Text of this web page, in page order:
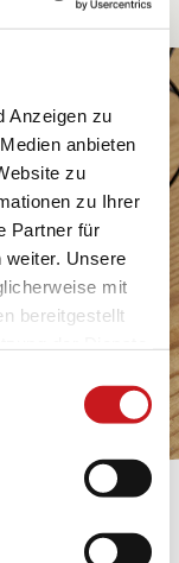
Anzeigen zu
anbieten
zu
zu Ihrer
Partner für
weiter. Unsere
mit
bereitgestellt
wir sind, wie
geht’s zum